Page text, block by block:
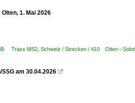
1. Mai 2026
Traxx MS2 Schweiz / Strecken / 410 Olten –
am 30.04.2026 